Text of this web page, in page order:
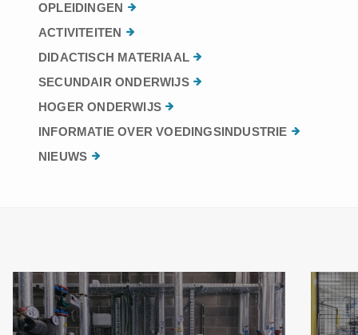
OPLEIDINGEN
ACTIVITEITEN
DIDACTISCH MATERIAAL
SECUNDAIR ONDERWIJS
HOGER ONDERWIJS
INFORMATIE OVER VOEDINGSINDUSTRIE
NIEUWS